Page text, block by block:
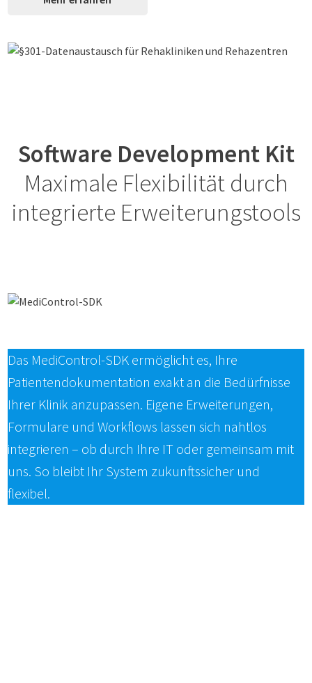
Software Development Kit
Maximale Flexibilität durch
integrierte Erweiterungstools
Das MediControl-SDK ermöglicht es, Ihre
Patientendokumentation exakt an die Bedürfnisse
Ihrer Klinik anzupassen. Eigene Erweiterungen,
Formulare und Workflows lassen sich nahtlos
integrieren – ob durch Ihre IT oder gemeinsam mit
uns. So bleibt Ihr System zukunftssicher und
flexibel.